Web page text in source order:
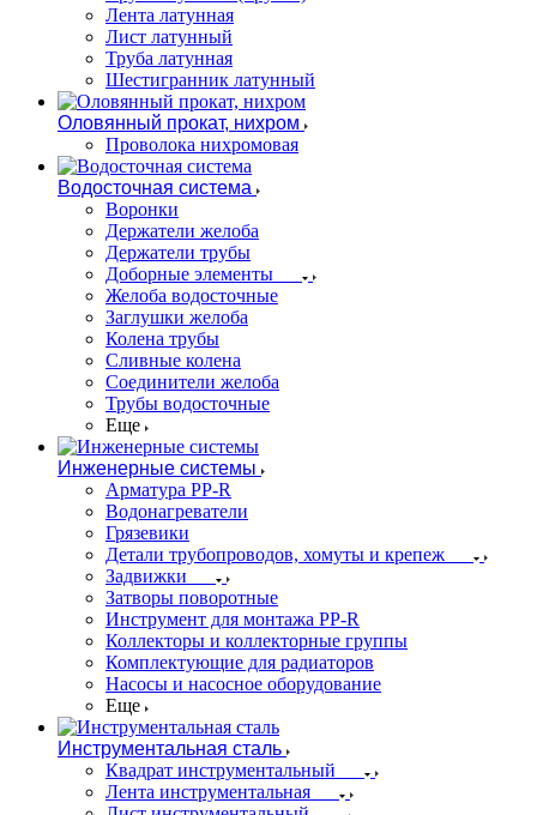
Лента латунная
Лист латунный
Труба латунная
Шестигранник латунный
Оловянный прокат, нихром
Проволока нихромовая
Водосточная система
Воронки
Держатели желоба
Держатели трубы
Доборные элементы
Желоба водосточные
Заглушки желоба
Колена трубы
Сливные колена
Соединители желоба
Трубы водосточные
Еще
Инженерные системы
Арматура PP-R
Водонагреватели
Грязевики
Детали трубопроводов, хомуты и крепеж
Задвижки
Затворы поворотные
Инструмент для монтажа PP-R
Коллекторы и коллекторные группы
Комплектующие для радиаторов
Насосы и насосное оборудование
Еще
Инструментальная сталь
Квадрат инструментальный
Лента инструментальная